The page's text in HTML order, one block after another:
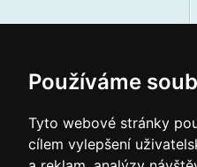
Používáme
Tyto webové stránky
cílem vylepšení